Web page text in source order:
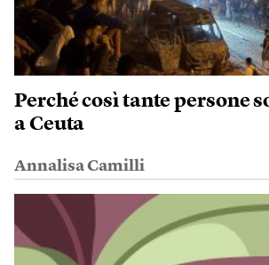
Perché così tante persone
a Ceuta
Annalisa Camilli